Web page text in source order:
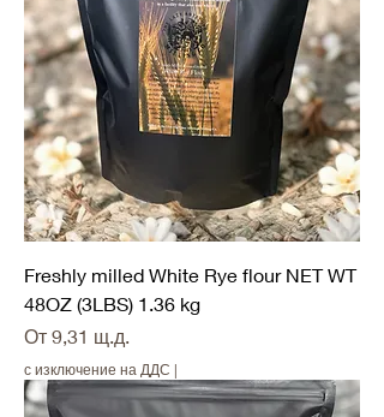
Freshly milled White Rye flour NET WT
48OZ (3LBS) 1.36 kg
От 9,31 щ.д.
Продажна цена
с изключение на ДДС |